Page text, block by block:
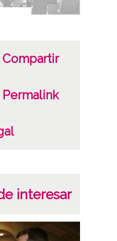
32525
Compartir
Permalink
interesar